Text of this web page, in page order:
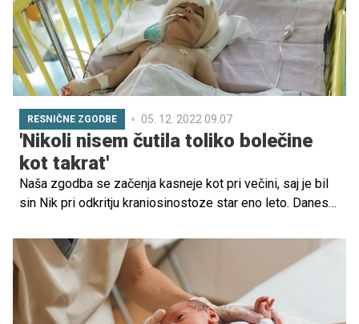
pričakani, danes so prestiž in včasih ob silni utrujenosti
ter izčrpanosti celo muka.
RESNIČNE ZGODBE 05. 12. 2022 09.07
'Nikoli nisem čutila toliko bolečine
kot takrat'
Naša zgodba se začenja kasneje kot pri večini, saj je bil
sin Nik pri odkritju kraniosinostoze star eno leto. Danes
ZDRAV.